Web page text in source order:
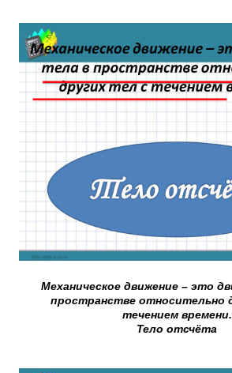
Механическое движение – это
пространстве относительно
течением времени.
Тело отсчёта